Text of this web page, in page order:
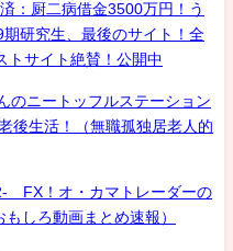
：厨二病借金3500万円！う
研究生、最後のサイト！全
トサイト絶賛！公開中
のニートッフルステーション
後生活！（無職孤独居老人的
FX！オ・カマトレーダーの
しろ動画まとめ速報）